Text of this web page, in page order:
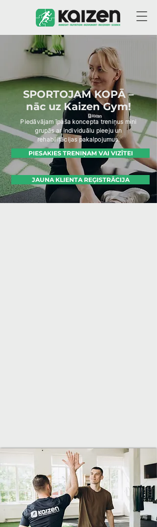
SPORTOJAM KOPĀ –
nāc uz Kaizen Gym!
Piedāvājam īpaša koncepta treniņus mini
grupās ar individuālu pieeju un
rehabilitācijas pakalpojumus.
PIESAKIES TRENIŅAM VAI VIZĪTEI
JAUNA KLIENTA REĢISTRĀCIJA